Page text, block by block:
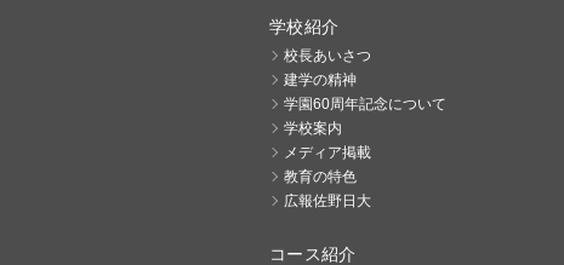
学校紹介
校長あいさつ
建学の精神
学園60周年記念について
学校案内
メディア掲載
教育の特色
広報佐野日大
コース紹介